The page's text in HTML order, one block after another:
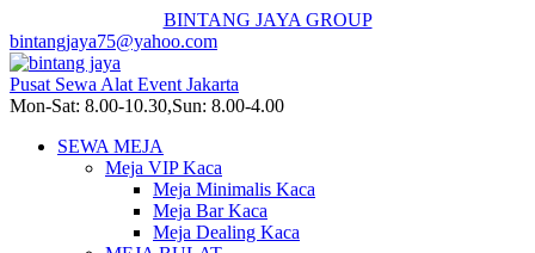
BINTANG JAYA GROUP
bintangjaya75@yahoo.com
Pusat Sewa Alat Event Jakarta
Mon-Sat: 8.00-10.30,Sun: 8.00-4.00
SEWA MEJA
Meja VIP Kaca
Meja Minimalis Kaca
Meja Bar Kaca
Meja Dealing Kaca